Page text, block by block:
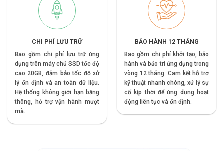
CHI PHÍ LƯU TRỮ
Bao gồm chi phí lưu trữ ứng
dụng trên máy chủ SSD tốc độ
cao 20GB, đảm bảo tốc độ xử
lý ổn định và an toàn dữ liệu.
Hệ thống không giới hạn băng
thông, hỗ trợ vận hành mượt
mà.
BẢO HÀNH 12 THÁNG
Bao gồm chi phí khởi tạo, bảo
hành và bảo trì ứng dụng trong
vòng 12 tháng. Cam kết hỗ trợ
kỹ thuật nhanh chóng, xử lý sự
cố kịp thời để ứng dụng hoạt
động liên tục và ổn định.